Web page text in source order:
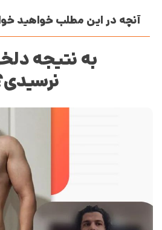
آنچه در این مطلب خواهید
به نتیجه